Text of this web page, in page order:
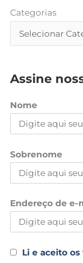
Categorias
Assine
Nome
Sobrenome
Endereço de e-
Li e aceito